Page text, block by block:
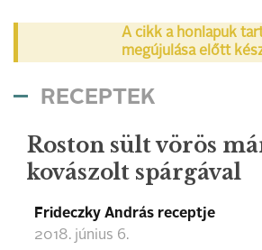
A cikk a honlapuk
megújulása előtt
RECEPTEK
Roston sült vörös
kovászolt spárgával
Frideczky András receptje
2018. június 6.